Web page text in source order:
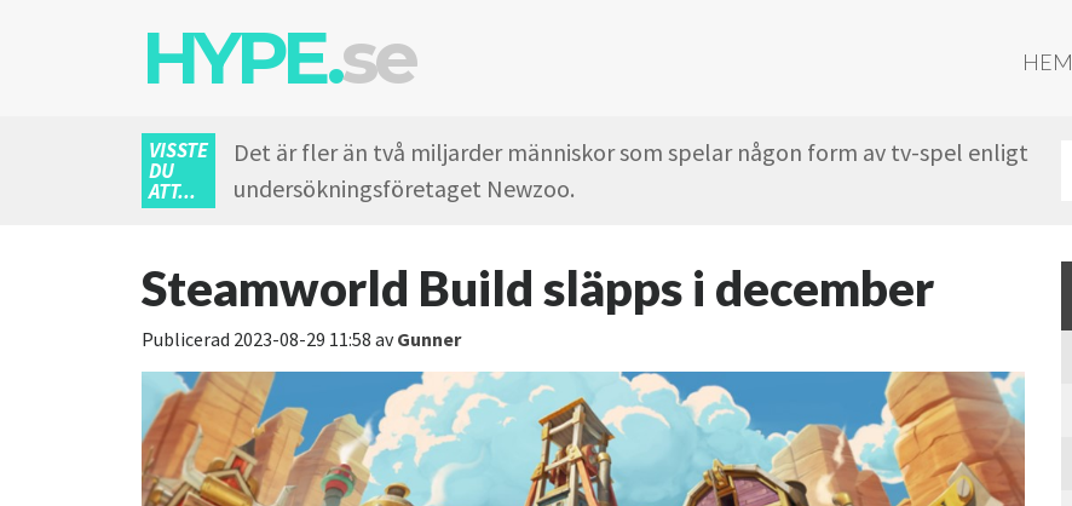
HYPE.se HEM
VISSTE
DU
ATT...
Det är fler än två miljarder människor som spelar någon form av tv-spel enligt
undersökningsföretaget Newzoo.
Steamworld Build släpps i december
Publicerad 2023-08-29 11:58 avGunner